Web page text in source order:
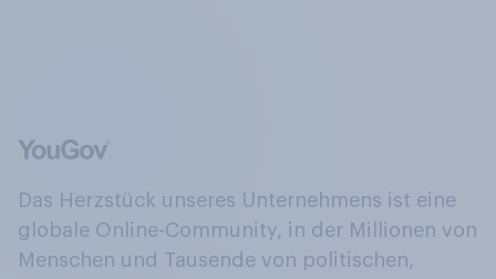
Das Herzstück unseres Unternehmens ist eine
globale Online-Community, in der Millionen von
Menschen und Tausende von politischen,